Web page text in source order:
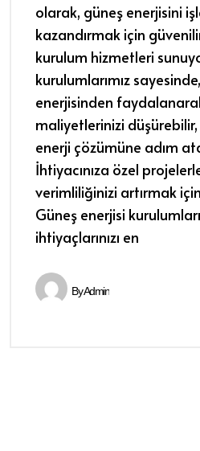
olarak, güneş enerjisini
kazandırmak için
kurulum hizmetleri
kurulumlarımız
enerjisinden
maliyetlerinizi
enerji çözümüne adım
İhtiyacınıza özel
verimliliğinizi artırmak için
Güneş enerjisi
ihtiyaçlarınızı en
ByAdmin